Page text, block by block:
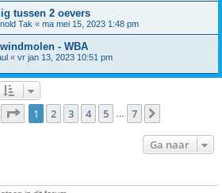
tussen 2 oevers
Tak « ma mei 15, 2023 1:48 pm
- WBA
« vr jan 13, 2023 10:51 pm
Pagina van 7
1 2 3 4 5 7
Ga naar